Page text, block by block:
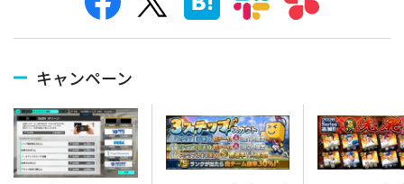
キャンペーン